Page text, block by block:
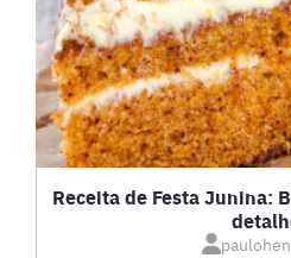
Receita de Festa Junina: